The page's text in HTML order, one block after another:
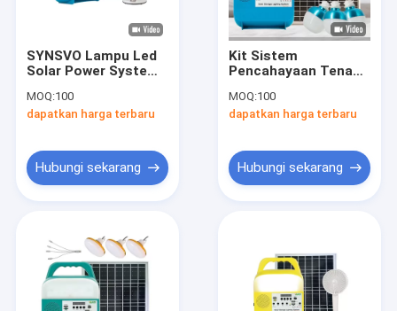
Produk
SYNSVO Lampu Led
Solar Power System
Portable 5W 9W 20W
30W
MOQ:100
dapatkan harga terbaru
Hubungi sekarang
Kit Sistem
Pencahayaan Tenaga
Rumah Energi
Portabel
MOQ:100
dapatkan harga terbaru
Hubungi sekarang